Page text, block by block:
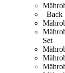
Back
Set